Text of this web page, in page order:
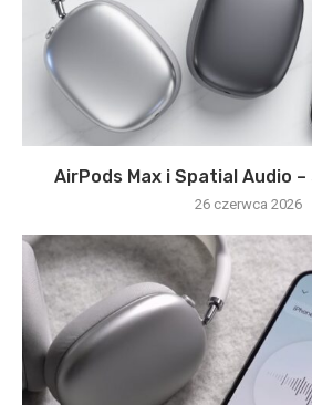
AirPods Max i Spatial Audio
26 czerwca 2026